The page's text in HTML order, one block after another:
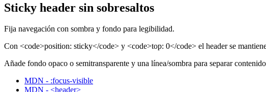
Sticky header sin sobresaltos
Fija navegación con sombra y fondo para legibilidad.
Con <code>position: sticky</code> y <code>top: 0</code> el header se
Añade fondo opaco o semitransparente y una línea/sombra para separar
MDN - :focus-visible
MDN - <header>